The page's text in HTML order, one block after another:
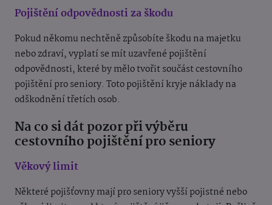
Pojištění odpovědnosti za škodu
Pokud někomu nechtěně způsobíte škodu na majetku
nebo zdraví, vyplatí se mít uzavřené pojištění
odpovědnosti, které by mělo tvořit součást cestovního
pojištění pro seniory. Toto pojištění kryje náklady na
odškodnění třetích osob.
Na co si dát pozor při výběru
cestovního pojištění pro seniory
Věkový limit
Některé pojišťovny mají pro seniory vyšší pojistné nebo